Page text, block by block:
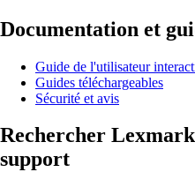
Documentation et
Guide de l'utilisateur
Guides téléchargeables
Sécurité et avis
Rechercher
support